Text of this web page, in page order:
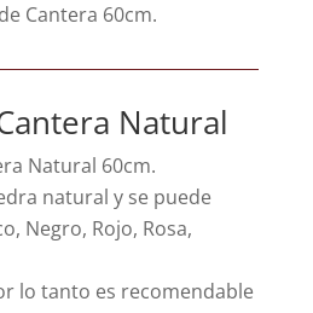
Cantera 60cm.
Natural
Natural 60cm.
natural y se puede
Negro, Rojo, Rosa,
lo tanto es recomendable